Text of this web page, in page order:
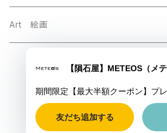
Chinga チンガ―
Esquel エスケル
Gebel Kamil ゲベルカミル
Mars 火星
Art 絵画
Powered by